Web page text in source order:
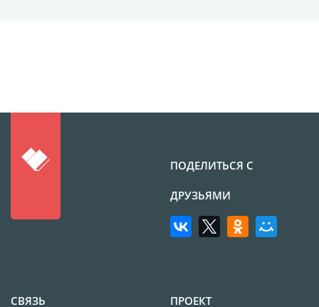
Портфолио
ПОДЕЛИТЬСЯ С
ДРУЗЬЯМИ
СВЯЗЬ ПРОЕКТ